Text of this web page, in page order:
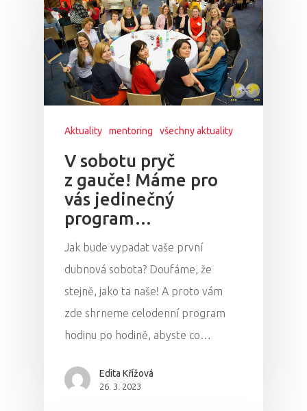
Aktuality mentoring všechny aktuality
V sobotu pryč
z gauče! Máme pro
vás jedinečný
program…
Jak bude vypadat vaše první
dubnová sobota? Doufáme, že
stejně, jako ta naše! A proto vám
zde shrneme celodenní program
hodinu po hodině, abyste co…
Edita Křížová
26. 3. 2023